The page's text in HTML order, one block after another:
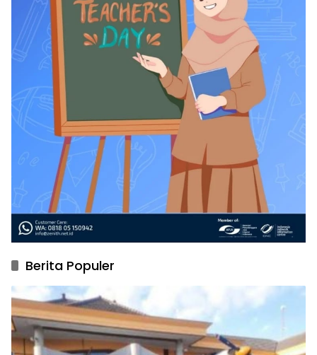
Berita Populer